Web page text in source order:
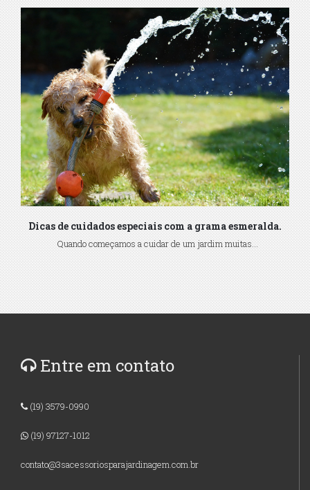
Dicas de cuidados especiais com a grama esmeralda.
Quando começamos a cuidar de um jardim muitas...
Entre em contato
(19) 3579-0990
(19) 97127-1012
contato@3sacessoriosparajardinagem.com.br